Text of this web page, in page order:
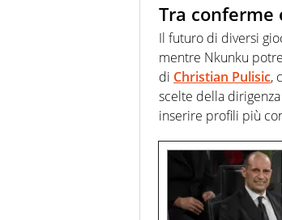
Tra conferme
Il futuro di diversi
mentre Nkunku
di Christian Pulisic,
scelte della
inserire profili più